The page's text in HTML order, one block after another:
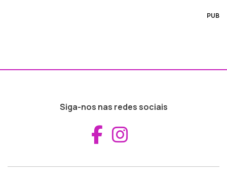
PUB
Siga-nos nas redes sociais
Aceder ao